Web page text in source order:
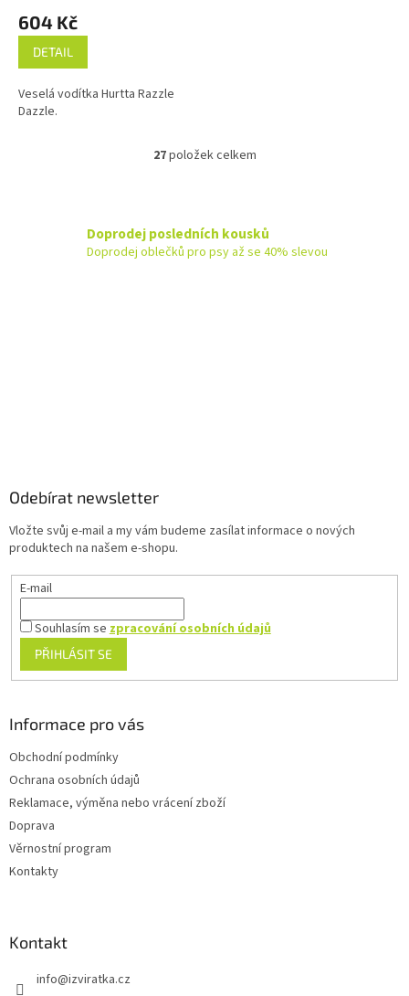
604 Kč
DETAIL
Veselá vodítka Hurtta Razzle
Dazzle.
O
d
a
27položek celkem
Doprodej posledních kousků
Doprodej oblečků pro psy až se 40% slevou
Odebírat newsletter
Vložte svůj e-mail a my vám budeme zasílat informace o nových
produktech na našem e-shopu.
E-mail
Souhlasím se zpracování osobních údajů
PŘIHLÁSIT SE
Informace pro vás
Obchodní podmínky
Ochrana osobních údajů
Reklamace, výměna nebo vrácení zboží
Doprava
Věrnostní program
Kontakty
Kontakt
info@izviratka.cz